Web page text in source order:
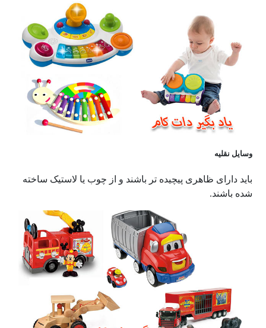
وسایل نقلیه
باید دارای ظاهری پیچیده تر باشند و از چوب یا لاستیک ساخته
شده باشند.